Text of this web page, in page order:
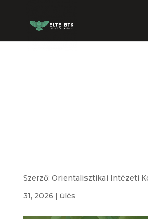
Szerző: Orientalisztikai Intézeti
31, 2026 | ülés